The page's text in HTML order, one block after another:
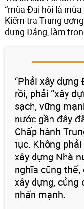
“mùa Đại hội là
Kiểm tra Trung
dựng Đảng, làm
“Phải xây
rồi, phải “xây
sạch, vững
nước gần đây
Chấp hành
tục. Không
xây dựng Nhà
nghĩa cũng
xây dựng, củng
nhấn mạnh.